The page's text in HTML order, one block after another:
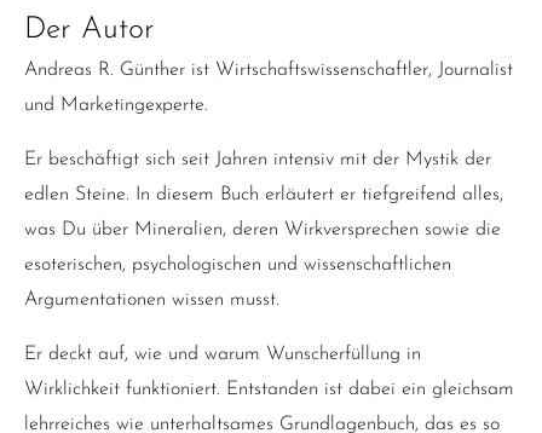
Der Autor
Andreas R. Günther ist Wirtschaftswissenschaftler, Journalist
und Marketingexperte.
Er beschäftigt sich seit Jahren intensiv mit der Mystik der
edlen Steine. In diesem Buch erläutert er tiefgreifend alles,
was Du über Mineralien, deren Wirkversprechen sowie die
esoterischen, psychologischen und wissenschaftlichen
Argumentationen wissen musst.
Er deckt auf, wie und warum Wunscherfüllung in
Wirklichkeit funktioniert. Entstanden ist dabei ein gleichsam
lehrreiches wie unterhaltsames Grundlagenbuch, das es so